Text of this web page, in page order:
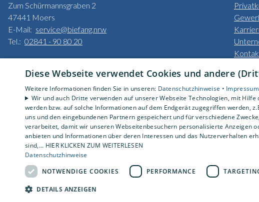
Zum Schürmannsgraben 2
47441 Moers
E-Mail: service@biefang.nrw
Tel.: 02841 - 90 80 20
Impressum
Datenschutzerklärung
AGB
Barrierefreiheitserklärung
Diese Webseite verwendet Cookies und andere
Weitere Informationen finden Sie in unseren: Datenschutzhinweise • Impressum
Wir und auch Dritte verwenden auf unserer Webseite Technologien, mit
werden bzw. auf solche Informationen auf dem Endgerät zugegriffen werden,
uns und den eingebundenen Partnern gespeichert und für verschiedene
verarbeitet, damit wir unseren Webseitenbesuchern personalisierte Anzeigen
anbieten und Informationen über deren Interessen und das Nutzerverhalten
sind,... HIER KLICKEN ZUM WEITERLESEN
Datenschutzhinweise
NOTWENDIGE COOKIES
PERFORMANCE
DETAILS ANZEIGEN